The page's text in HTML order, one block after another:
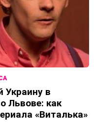
в
Львове: как
«Виталька»